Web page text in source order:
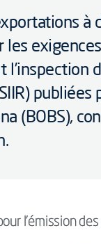
à
l’inspection
publiées
(BOBS),
l’émission des